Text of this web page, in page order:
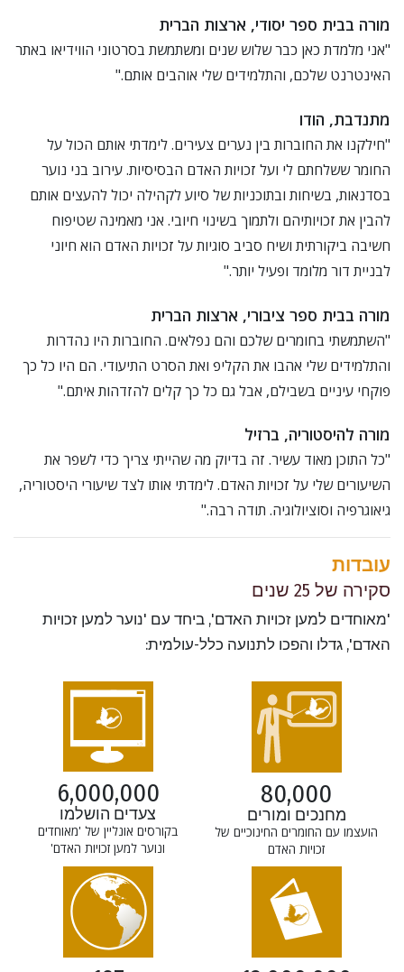
מורה בבית ספר יסודי, ארצות הברית
"אני מלמדת כאן כבר שלוש שנים ומשתמשת בסרטוני הווידיאו באתר
האינטרנט שלכם, והתלמידים שלי אוהבים אותם."
מתנדבת, הודו
"חילקנו את החוברות בין נערים צעירים. לימדתי אותם הכול על
החומר ששלחתם לי ועל זכויות האדם הבסיסיות. עירוב בני נוער
בסדנאות, בשיחות ובתוכניות של סיוע לקהילה יכול להעצים אותם
להבין את זכויותיהם ולתמוך בשינוי חיובי. אני מאמינה שטיפוח
חשיבה ביקורתית ושיח סביב סוגיות על זכויות האדם הוא חיוני
לבניית דור מלומד ופעיל יותר."
מורה בבית ספר ציבורי, ארצות הברית
"השתמשתי בחומרים שלכם והם נפלאים. החוברות היו נהדרות
והתלמידים שלי אהבו את הקליפ ואת הסרט התיעודי. הם היו כל כך
פוקחי עיניים בשבילם, אבל גם כל כך קלים להזדהות איתם."
מורה להיסטוריה, ברזיל
"כל התוכן מאוד עשיר. זה בדיוק מה שהייתי צריך כדי לשפר את
השיעורים שלי על זכויות האדם. לימדתי אותו לצד שיעורי היסטוריה,
גיאוגרפיה וסוציולוגיה. תודה רבה."
עובדות
סקירה של 25 שנים
'מאוחדים למען זכויות האדם', ביחד עם 'נוער למען זכויות
האדם', גדלו והפכו לתנועה כלל-עולמית:
80,000
מחנכים ומורים
הועצמו עם החומרים החינוכיים של
זכויות האדם
6,000,000
צעדים הושלמו
בקורסים אונליין של 'מאוחדים
ונוער למען זכויות האדם'